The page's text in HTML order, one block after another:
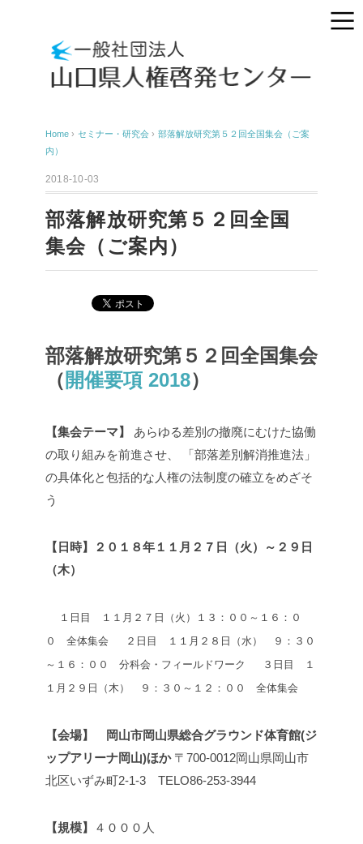
Home › セミナー・研究会 › 部落解放研究第５２回全国集会（ご案
内）
2018-10-03
部落解放研究第５２回全国
集会（ご案内）
部落解放研究第５２回全国集会
（ 開催要項 2018）
【集会テーマ】
あらゆる差別の撤廃にむけた協働
の取り組みを前進させ、
「部落差別解消推進法」
の具体化と包括的な人権の法制度の確立をめざそ
う
【日時】２０１８年１１月２７日（火）～２９日
（木）
１日目 １１月２７日（火）１３：００～１６：０
０ 全体集会
２日目 １１月２８日（水） ９：３０
～１６：００ 分科会・フィールドワーク
３日目 １
１月２９日（木） ９：３０～１２：００ 全体集会
【会場】 岡山市岡山県総合グラウンド体育館(ジ
ップアリーナ岡山)ほか〒700-0012岡山県岡山市
北区いずみ町2-1-3 TELO86-253-3944
【規模】 ４０００人